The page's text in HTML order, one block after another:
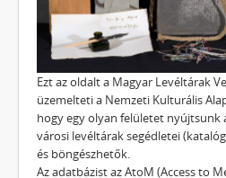
Ezt az oldalt a Magyar Levéltárak
üzemelteti a Nemzeti Kulturális
hogy egy olyan felületet nyújtsunk
városi levéltárak segédletei
és böngészhetők.
Az adatbázist az AtoM (Access to